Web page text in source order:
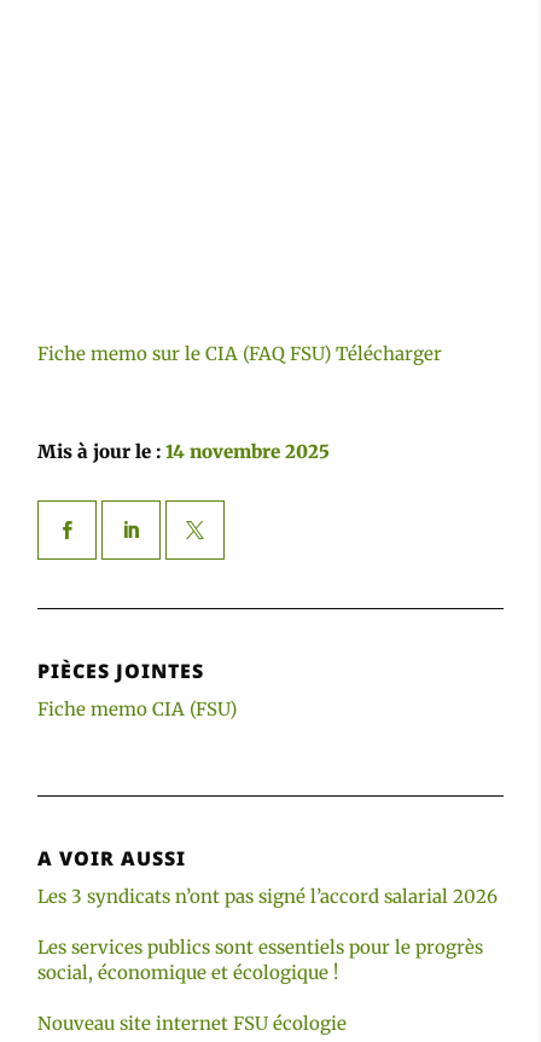
Fiche memo sur le CIA (FAQ FSU)Télécharger
Mis à jour le :14 novembre 2025
PIÈCES JOINTES
Fiche memo CIA (FSU)
A VOIR AUSSI
Les 3 syndicats n’ont pas signé l’accord salarial 2026
Les services publics sont essentiels pour le progrès
social, économique et écologique !
Nouveau site internet FSU écologie